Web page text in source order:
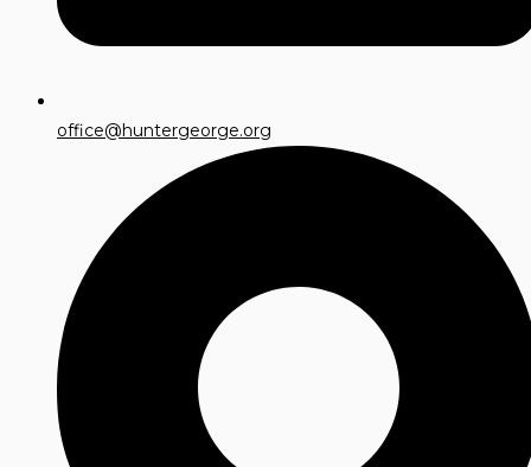
office@huntergeorge.org